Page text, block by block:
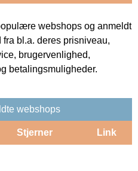
webshops og anmeldt
bl.a. deres prisniveau,
brugervenlighed,
betalingsmuligheder.
webshops
Stjerner Link